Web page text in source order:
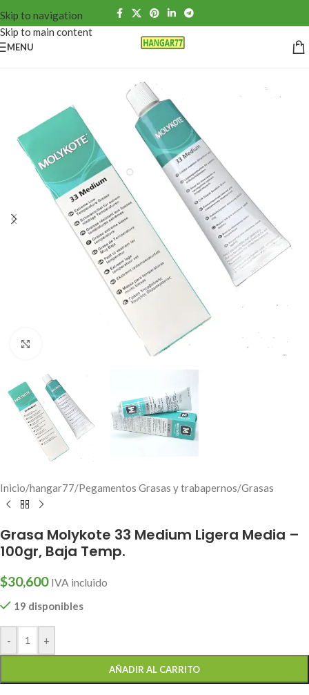
Skip to navigation
Skip to main content
MENU
Inicio/hangar77/Pegamentos Grasas y trabapernos/Grasas
Grasa Molykote 33 Medium Ligera Media –
100gr, Baja Temp.
$30,600 IVA incluido
19 disponibles
- +
AÑADIR AL CARRITO